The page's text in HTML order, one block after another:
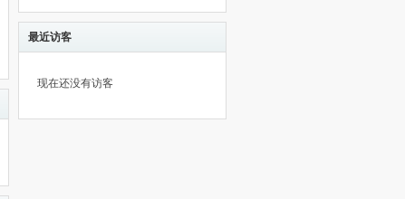
最近访客
现在还没有访客